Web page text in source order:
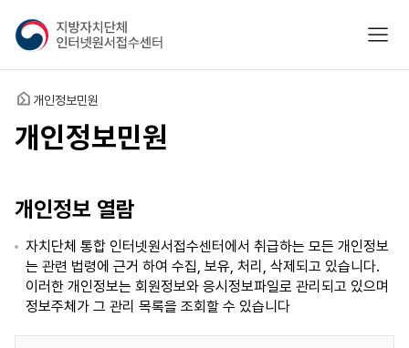
지
방
자
치
단
체
인
원
접
수
센
모바
홈 개인정보민원
개인정보민원
개인정보 열람
자치단체 통합 인터넷원서접수센터에서 취급하는 모든 개인정보
는 관련 법령에 근거 하여 수집, 보유, 처리, 삭제되고 있습니다.
이러한 개인정보는 회원정보와 응시정보파일로 관리되고 있으며
정보주체가 그 관리 목록을 조회할 수 있습니다